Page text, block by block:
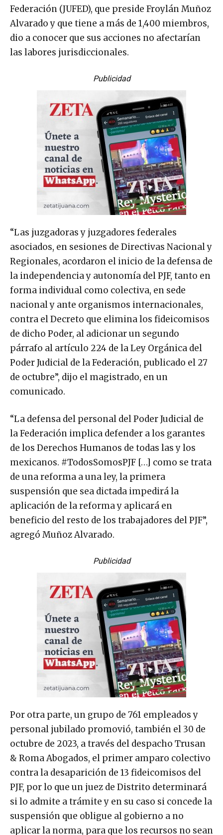
Federación (JUFED), que preside Froylán Muñoz
Alvarado y que tiene a más de 1,400 miembros,
dio a conocer que sus acciones no afectarían
las labores jurisdiccionales.
Publicidad
“Las juzgadoras y juzgadores federales
asociados, en sesiones de Directivas Nacional y
Regionales, acordaron el inicio de la defensa de
la independencia y autonomía del PJF, tanto en
forma individual como colectiva, en sede
nacional y ante organismos internacionales,
contra el Decreto que elimina los fideicomisos
de dicho Poder, al adicionar un segundo
párrafo al artículo 224 de la Ley Orgánica del
Poder Judicial de la Federación, publicado el 27
de octubre”, dijo el magistrado, en un
comunicado.
“La defensa del personal del Poder Judicial de
la Federación implica defender a los garantes
de los Derechos Humanos de todas las y los
mexicanos. #TodosSomosPJF […] como se trata
de una reforma a una ley, la primera
suspensión que sea dictada impedirá la
aplicación de la reforma y aplicará en
beneficio del resto de los trabajadores del PJF”,
agregó Muñoz Alvarado.
Publicidad
Por otra parte, un grupo de 761 empleados y
personal jubilado promovió, también el 30 de
octubre de 2023, a través del despacho Trusan
& Roma Abogados, el primer amparo colectivo
contra la desaparición de 13 fideicomisos del
PJF, por lo que un juez de Distrito determinará
si lo admite a trámite y en su caso si concede la
suspensión que obligue al gobierno a no
aplicar la norma, para que los recursos no sean